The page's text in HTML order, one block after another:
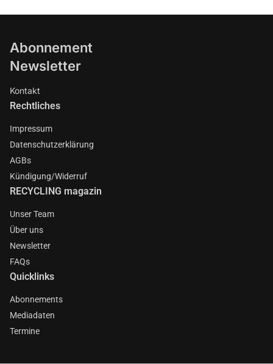
Abonnement
Newsletter
Kontakt
Rechtliches
Impressum
Datenschutzerklärung
AGBs
Kündigung/Widerruf
RECYCLING magazin
Unser Team
Über uns
Newsletter
FAQs
Quicklinks
Abonnements
Mediadaten
Termine